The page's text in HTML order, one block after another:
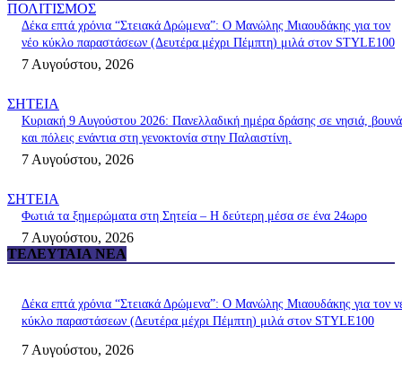
ΠΟΛΙΤΙΣΜΟΣ
Δέκα επτά χρόνια “Στειακά Δρώμενα”: Ο Μανώλης Μιαουδάκης για τον
νέο κύκλο παραστάσεων (Δευτέρα μέχρι Πέμπτη) μιλά στον STYLE100
7 Αυγούστου, 2026
ΣΗΤΕΙΑ
Κυριακή 9 Αυγούστου 2026: Πανελλαδική ημέρα δράσης σε νησιά, βουνά
και πόλεις ενάντια στη γενοκτονία στην Παλαιστίνη.
7 Αυγούστου, 2026
ΣΗΤΕΙΑ
Φωτιά τα ξημερώματα στη Σητεία – Η δεύτερη μέσα σε ένα 24ωρο
7 Αυγούστου, 2026
ΤΕΛΕΥΤΑΊΑ ΝΈΑ
Δέκα επτά χρόνια “Στειακά Δρώμενα”: Ο Μανώλης Μιαουδάκης για τον
κύκλο παραστάσεων (Δευτέρα μέχρι Πέμπτη) μιλά στον STYLE100
7 Αυγούστου, 2026